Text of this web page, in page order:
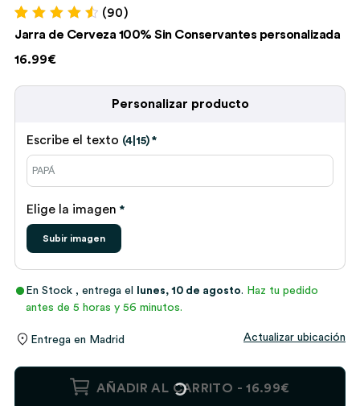
Valorado con
base a
90
de clientes
(90)
Jarra de Cerveza 100% Sin Conservantes personalizada
16.99€
Personalizar producto
Escribe el texto (4|15) *
Elige la imagen *
Subir imagen
En Stock , entrega el lunes, 10 de agosto. Haz tu pedido
antes de 5 horas y 56 minutos.
Entrega en Madrid Actualizar ubicación
Jarra
AÑADIR AL CARRITO - 16.99€